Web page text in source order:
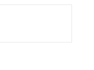
Keluar
Tegas